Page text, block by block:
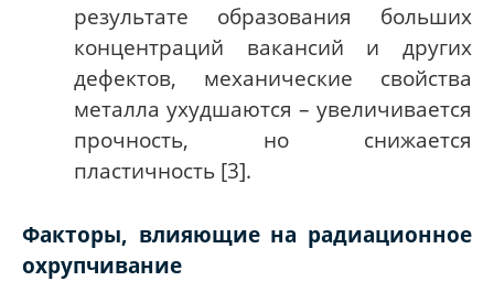
результате образования больших
концентраций вакансий и других
дефектов, механические свойства
металла ухудшаются – увеличивается
прочность, но снижается
пластичность [3].
Факторы, влияющие на радиационное
охрупчивание